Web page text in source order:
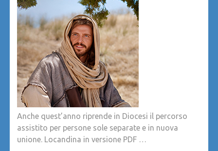
Anche quest’anno riprende in Diocesi il percorso
assistito per persone sole separate e in nuova
unione. Locandina in versione PDF …